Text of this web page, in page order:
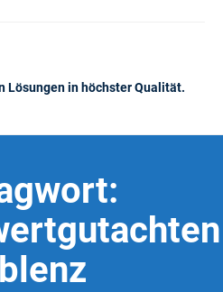
Lösungen in höchster Qualität.